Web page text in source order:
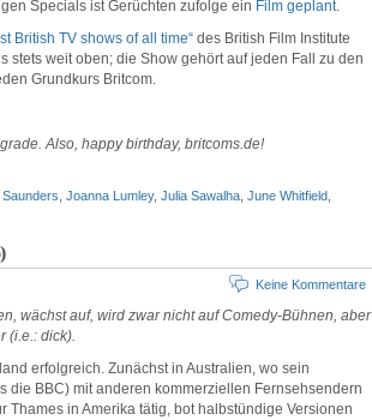
Specials ist Gerüchten zufolge ein Film geplant.
British TV shows of all time“ des British Film Institute
weit oben; die Show gehört auf jeden Fall zu den
Grundkurs Britcom.
Also, happy birthday, britcoms.de!
Joanna Lumley, Julia Sawalha June Whitfield
Keine Kommentare
wächst auf, wird zwar nicht auf Comedy-Bühnen, aber
(i.e.: dick).
erfolgreich. Zunächst in Australien, wo sein
die BBC) mit anderen kommerziellen Fernsehsendern
Thames in Amerika tätig, bot halbstündige Versionen